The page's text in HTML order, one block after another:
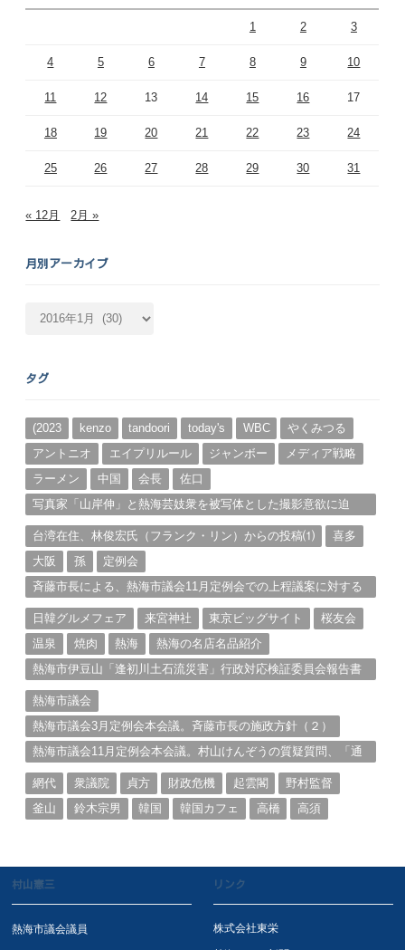
1 2 3
4 5 6 7 8 9 10
11 12 13 14 15 16 17
18 19 20 21 22 23 24
25 26 27 28 29 30 31
« 12月 2月 »
月別アーカイブ
カ
ブ
タグ
(2023 kenzo tandoori today's WBC
やくみつる
アントニオ
エイプリルール ジャンボー
メディア戦略
ラーメン
中国 会長
佐口
写真家「山岸伸」と熱海芸妓衆を被写体とした撮影意欲に迫
台湾在住、林俊宏氏（フランク・リン）からの投稿⑴
喜多
大阪
孫
定例会
斉藤市長による、熱海市議会11月定例会での上程議案に対する
日韓グルメフェア
来宮神社 東京ビッグサイト
桜友会
温泉
焼肉 熱海
熱海の名店名品紹介
熱海市伊豆山「逢初川土石流災害」行政対応検証委員会報告書
熱海市議会
熱海市議会3月定例会本会議。斉藤市長の施政方針（２）
熱海市議会11月定例会本会議。村山けんぞうの質疑質問、「通
網代
衆議院 貞方 財政危機 起雲閣
野村監督
釜山
鈴木宗男 韓国 韓国カフェ 高橋 高須
村山憲三
熱海市議会議員
リンク
株式会社東栄